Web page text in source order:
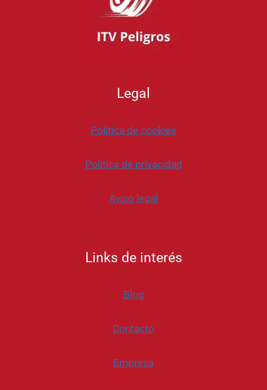
Legal
Política de cookies
Política de privacidad
Aviso legal
Links de interés
Blog
Contacto
Empresa